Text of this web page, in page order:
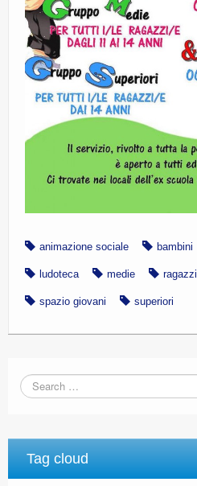
animazione sociale bambini
ludoteca medie ragazzi
spazio giovani superiori
Tag cloud